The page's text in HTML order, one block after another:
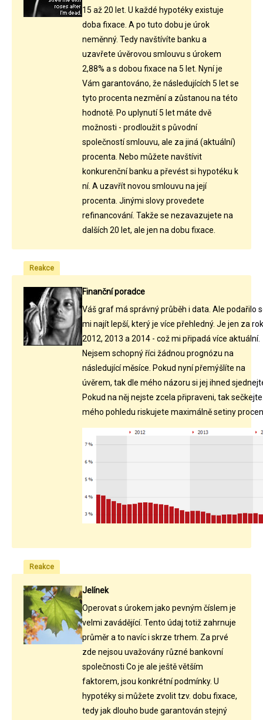
15 až 20 let. U každé hypotéky existuje
doba fixace. A po tuto dobu je úrok
neměnný. Tedy navštívíte banku a
uzavřete úvěrovou smlouvu s úrokem
2,88% a s dobou fixace na 5 let. Nyní je
Vám garantováno, že následujících 5 let se
tyto procenta nezmění a zůstanou na této
hodnotě. Po uplynutí 5 let máte dvě
možnosti - prodloužit s původní
společností smlouvu, ale za jiná (aktuální)
procenta. Nebo můžete navštívit
konkurenční banku a převést si hypotéku k
ní. A uzavřít novou smlouvu na její
procenta. Jinými slovy provedete
refinancování. Takže se nezavazujete na
dalších 20 let, ale jen na dobu fixace.
Reakce
Finanční poradce
Váš graf má správný průběh i data. Ale podařilo
mi najít lepší, který je více přehledný. Je jen za
2012, 2013 a 2014 - což mi připadá více aktuální.
Nejsem schopný říci žádnou prognózu na
následující měsíce. Pokud nyní přemýšlíte na
úvěrem, tak dle mého názoru si jej ihned
Pokud na něj nejste zcela připraveni, tak
mého pohledu riskujete maximálně setiny
Reakce
Jelínek
Operovat s úrokem jako pevným číslem je
velmi zavádějící. Tento údaj totiž zahrnuje
průměr a to navíc i skrze trhem. Za prvé
zde nejsou uvažovány různé bankovní
společnosti Co je ale ještě větším
faktorem, jsou konkrétní podmínky. U
hypotéky si můžete zvolit tzv. dobu fixace,
tedy jak dlouho bude garantován stejný